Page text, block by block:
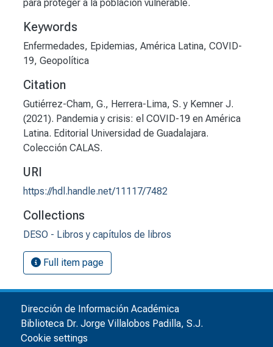
para proteger a la población vulnerable.
Keywords
Enfermedades, Epidemias, América Latina, COVID-
19, Geopolítica
Citation
Gutiérrez-Cham, G., Herrera-Lima, S. y Kemner J.
(2021). Pandemia y crisis: el COVID-19 en América
Latina. Editorial Universidad de Guadalajara.
Colección CALAS.
URI
https://hdl.handle.net/11117/7482
Collections
DESO - Libros y capítulos de libros
Full item page
Dirección de Información Académica
Biblioteca Dr. Jorge Villalobos Padilla, S.J.
Cookie settings